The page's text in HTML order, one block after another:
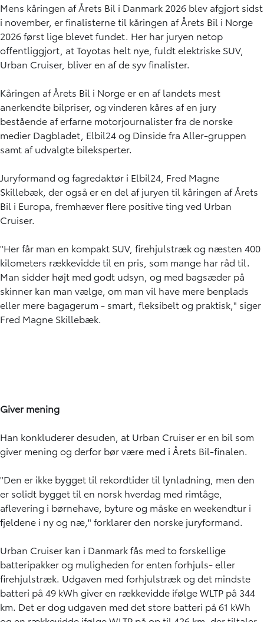
Mens kåringen af Årets Bil i Danmark 2026 blev afgjort sidst
i november, er finalisterne til kåringen af Årets Bil i Norge
2026 først lige blevet fundet. Her har juryen netop
offentliggjort, at Toyotas helt nye, fuldt elektriske SUV,
Urban Cruiser, bliver en af de syv finalister.
Kåringen af Årets Bil i Norge er en af landets mest
anerkendte bilpriser, og vinderen kåres af en jury
bestående af erfarne motorjournalister fra de norske
medier Dagbladet, Elbil24 og Dinside fra Aller-gruppen
samt af udvalgte bileksperter.
Juryformand og fagredaktør i Elbil24, Fred Magne
Skillebæk, der også er en del af juryen til kåringen af Årets
Bil i Europa, fremhæver flere positive ting ved Urban
Cruiser.
"Her får man en kompakt SUV, firehjulstræk og næsten 400
kilometers rækkevidde til en pris, som mange har råd til.
Man sidder højt med godt udsyn, og med bagsæder på
skinner kan man vælge, om man vil have mere benplads
eller mere bagagerum - smart, fleksibelt og praktisk," siger
Fred Magne Skillebæk.
Giver mening
Han konkluderer desuden, at Urban Cruiser er en bil som
giver mening og derfor bør være med i Årets Bil-finalen.
"Den er ikke bygget til rekordtider til lynladning, men den
er solidt bygget til en norsk hverdag med rimtåge,
aflevering i børnehave, byture og måske en weekendtur i
fjeldene i ny og næ," forklarer den norske juryformand.
Urban Cruiser kan i Danmark fås med to forskellige
batteripakker og muligheden for enten forhjuls- eller
firehjulstræk. Udgaven med forhjulstræk og det mindste
batteri på 49 kWh giver en rækkevidde ifølge WLTP på 344
km. Det er dog udgaven med det store batteri på 61 kWh